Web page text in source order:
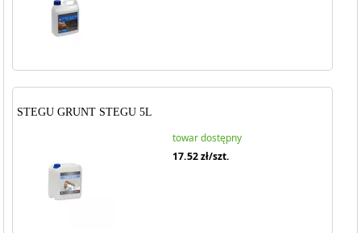
STEGU GRUNT STEGU 5L
towar dostępny
17.52zł/szt.